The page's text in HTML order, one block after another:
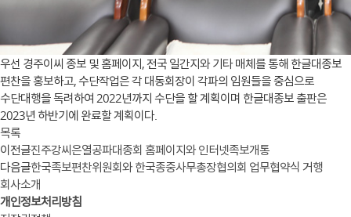
우선 경주이씨 종보 및 홈페이지, 전국 일간지와 기타 매체를 통해 한글대종보
편찬을 홍보하고, 수단작업은 각 대동회장이 각파의 임원들을 중심으로
수단대행을 독려하여 2022년까지 수단을 할 계획이며 한글대종보 출판은
2023년 하반기에 완료할 계획이다.
목록
이전글진주강씨은열공파대종회 홈페이지와 인터넷족보개통
다음글한국족보편찬위원회와 한국종중사무총장협의회 업무협약식 거행
회사소개
개인정보처리방침